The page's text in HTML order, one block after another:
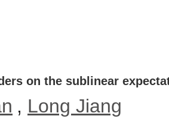
on the sublinear
, Long Jiang